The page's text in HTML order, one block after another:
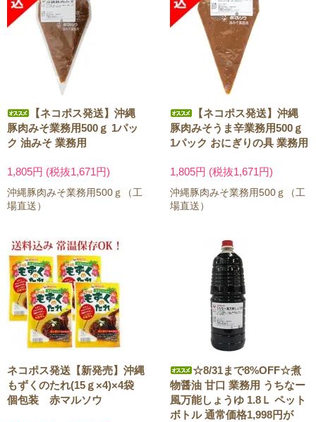
【ネコポス発送】沖縄
豚肉みそ業務用500ｇ 1パッ
ク 油みそ 業務用
1,805円 (税抜1,671円)
沖縄豚肉みそ業務用500ｇ（工
場直送）
【ネコポス発送】沖縄
豚肉みそうま辛業務用500ｇ
1パック おにぎりの具 業務用
1,805円 (税抜1,671円)
沖縄豚肉みそ業務用500ｇ（工
場直送）
ネコポス発送【新発売】沖縄
もずくのたれ(15ｇ×4)×4袋
個包装 赤マルソウ
☆8/31まで8%OFF☆煮
物醤油 甘口 業務用 うちなー
風万能しょうゆ 1.8Ｌ ペット
ボトル 通常価格1,998円が